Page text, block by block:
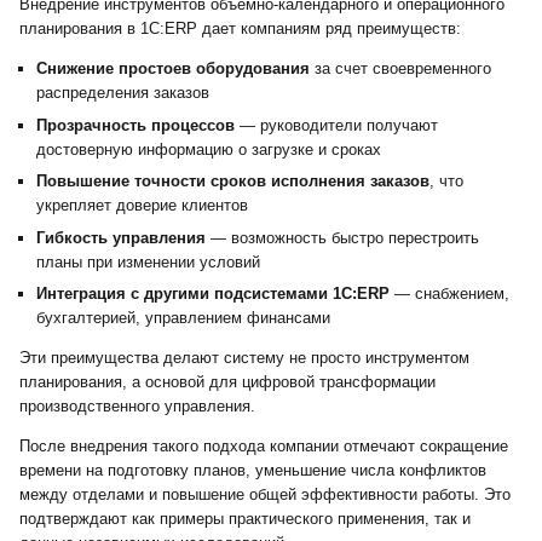
Внедрение инструментов объемно-календарного и операционного
планирования в 1С:ERP дает компаниям ряд преимуществ:
Снижение простоев оборудования за счет своевременного
распределения заказов
Прозрачность процессов — руководители получают
достоверную информацию о загрузке и сроках
Повышение точности сроков исполнения заказов, что
укрепляет доверие клиентов
Гибкость управления — возможность быстро перестроить
планы при изменении условий
Интеграция с другими подсистемами 1С:ERP — снабжением,
бухгалтерией, управлением финансами
Эти преимущества делают систему не просто инструментом
планирования, а основой для цифровой трансформации
производственного управления.
После внедрения такого подхода компании отмечают сокращение
времени на подготовку планов, уменьшение числа конфликтов
между отделами и повышение общей эффективности работы. Это
подтверждают как примеры практического применения, так и